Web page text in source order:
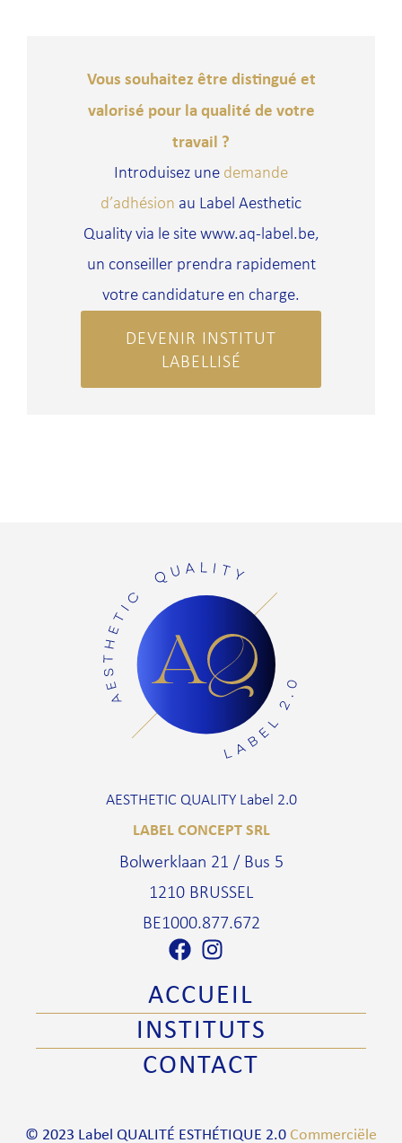
Vous souhaitez être distingué et
valorisé pour la qualité de votre
travail ?
Introduisez une demande
d’adhésion au Label Aesthetic
Quality via le site www.aq-label.be,
un conseiller prendra rapidement
votre candidature en charge.
DEVENIR INSTITUT
LABELLISÉ
AESTHETIC QUALITY Label 2.0
LABEL CONCEPT SRL
Bolwerklaan 21 / Bus 5
1210 BRUSSEL
BE1000.877.672
ACCUEIL
INSTITUTS
CONTACT
© 2023 Label QUALITÉ ESTHÉTIQUE 2.0 Commerciële